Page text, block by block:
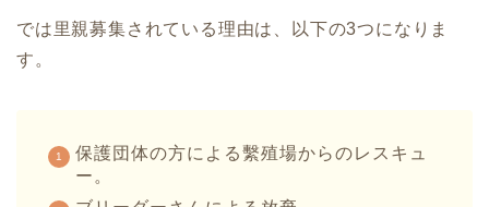
では里親募集されている理由は、以下の3つになりま
す。
保護団体の方による繫殖場からのレスキュ
ー。